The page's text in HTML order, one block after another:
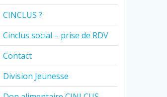
CINCLUS ?
Cinclus social – prise de RDV
Contact
Division Jeunesse